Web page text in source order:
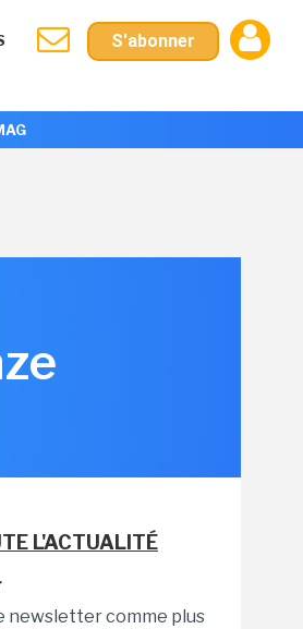
S'abonner
L'ACTUALITÉ
newsletter comme plus